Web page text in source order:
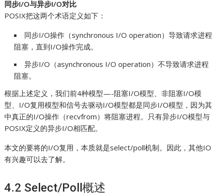
同步I/O与异步I/O对比
POSIX把这两个术语定义如下：
同步I/O操作（synchronous I/O operation）导致请求进程
阻塞，直到I/O操作完成。
异步I/O（asynchronous I/O operation）不导致请求进程
阻塞。
根据上述定义，我们前4种模型—-阻塞I/O模型、非阻塞I/O模
型、I/O复用模型和信号去驱动I/O模型都是同步I/O模型，因为其
中真正的I/O操作（recvfrom）将阻塞进程。只有异步I/O模型与
POSIX定义的异步I/O相匹配。
本文的要将的I/O复用，本质就是select/poll机制。因此，其他IO
有兴趣可以去了解。
4.2 Select/Poll概述